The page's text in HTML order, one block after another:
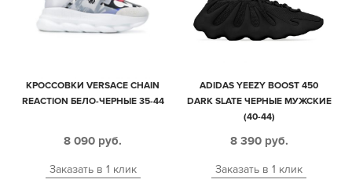
КРОССОВКИ VERSACE CHAIN
REACTION БЕЛО-ЧЕРНЫЕ 35-44
8 090 руб.
Заказать в 1 клик
ADIDAS YEEZY BOOST 450
DARK SLATE ЧЕРНЫЕ МУЖСКИЕ
(40-44)
8 390 руб.
Заказать в 1 клик